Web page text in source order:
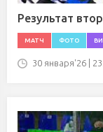
Результат
МАТЧ ФОТО
30 января'26 |